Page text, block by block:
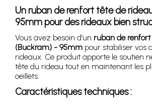
Un ruban de renfort tête de
95mm pour des rideaux bien
Vous avez besoin d’un ruban de
(Buckram) - 95mm pour stabiliser vos
rideaux. Ce produit apporte le soutien
tête du rideau tout en maintenant les
oeillets.
Caractéristiques techniques :